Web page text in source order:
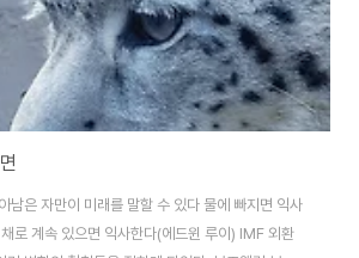
남은 자만이 미래를 말할 수 있다 물에 빠지면 익사
로 계속 있으면 익사한다(에드윈 루이) IMF 외환